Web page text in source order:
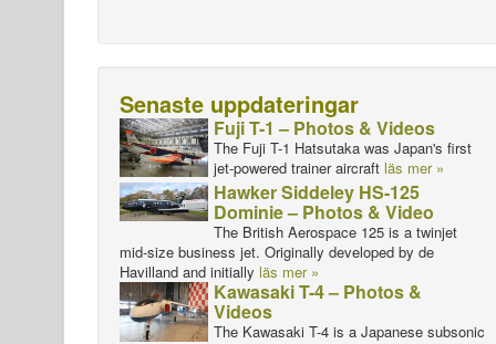
Senaste uppdateringar
Fuji T-1 – Photos & Videos
The Fuji T-1 Hatsutaka was Japan's first
jet-powered trainer aircraft läs mer »
Hawker Siddeley HS-125
Dominie – Photos & Video
The British Aerospace 125 is a twinjet
mid-size business jet. Originally developed by de
Havilland and initially läs mer »
Kawasaki T-4 – Photos &
Videos
The Kawasaki T-4 is a Japanese subsonic